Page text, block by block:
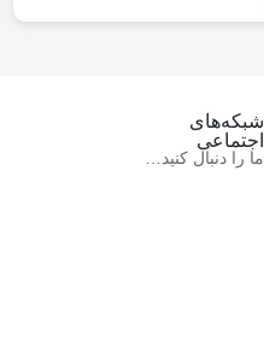
شبکه‌های
اجتماعی
ما را دنبال کنید…